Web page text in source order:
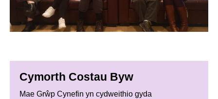
Cymorth Costau Byw
Mae Grŵp Cynefin yn cydweithio gyda